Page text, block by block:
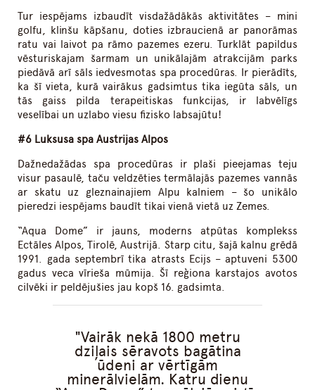
Tur iespējams izbaudīt visdažādākās aktivitātes – mini
golfu, klinšu kāpšanu, doties izbraucienā ar panorāmas
ratu vai laivot pa rāmo pazemes ezeru. Turklāt papildus
vēsturiskajam šarmam un unikālajām atrakcijām parks
piedāvā arī sāls iedvesmotas spa procedūras. Ir pierādīts,
ka šī vieta, kurā vairākus gadsimtus tika iegūta sāls, un
tās gaiss pilda terapeitiskas funkcijas, ir labvēlīgs
veselībai un uzlabo viesu fizisko labsajūtu!
#6 Luksusa spa Austrijas Alpos
Dažnedažādas spa procedūras ir plaši pieejamas teju
visur pasaulē, taču veldzēties termālajās pazemes vannās
ar skatu uz gleznainajiem Alpu kalniem – šo unikālo
pieredzi iespējams baudīt tikai vienā vietā uz Zemes.
“Aqua Dome” ir jauns, moderns atpūtas komplekss
Ectāles Alpos, Tirolē, Austrijā. Starp citu, šajā kalnu grēdā
1991. gada septembrī tika atrasts Ecijs – aptuveni 5300
gadus veca vīrieša mūmija. Šī reģiona karstajos avotos
cilvēki ir peldējušies jau kopš 16. gadsimta.
Vairāk nekā 1800 metru
dziļais sēravots bagātina
ūdeni ar vērtīgām
minerālvielām. Katru dienu